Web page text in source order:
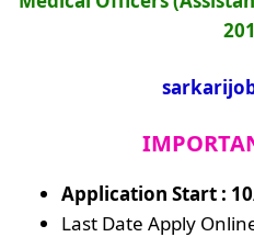
Application Start :
Last Date Apply